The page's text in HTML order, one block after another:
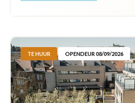
TE HUUR OPENDEUR 08/09/2026